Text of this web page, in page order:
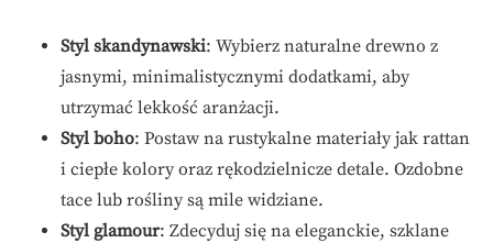
Styl skandynawski: Wybierz naturalne drewno z
jasnymi, minimalistycznymi dodatkami, aby
utrzymać lekkość aranżacji.
Styl boho: Postaw na rustykalne materiały jak rattan
i ciepłe kolory oraz rękodzielnicze detale. Ozdobne
tace lub rośliny są mile widziane.
Styl glamour: Zdecyduj się na eleganckie, szklane